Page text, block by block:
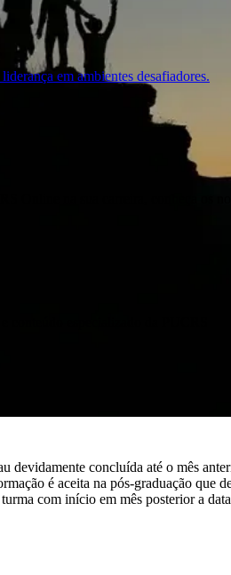
em ambientes desafiadores.
Online na sua carreira, conheça os
devidamente concluída até o mês
é aceita na pós-graduação que
com início em mês posterior a